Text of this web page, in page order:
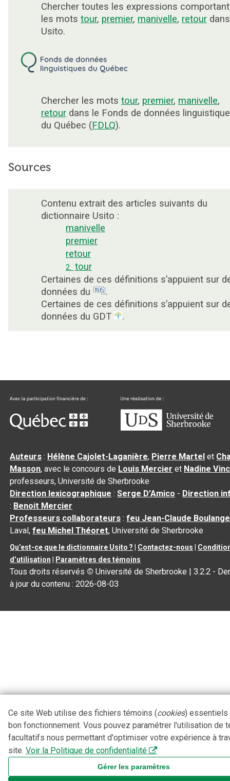
Chercher toutes les expressions comportant
les mots tour, premier, manivelle, retour dans
Usito.
Chercher les mots tour, premier, manivelle,
retour dans le Fonds de données
du Québec (FDLQ).
Sources
Contenu extrait des articles suivants du
dictionnaire Usito :
manivelle
premier
retour
2. tour
Certaines de ces définitions s’appuient sur
données du
.
Certaines de ces définitions s’appuient sur
données du GDT
.
Auteurs : Hélène Cajolet-Laganière, Pierre Martel et
Masson, avec le concours de Louis Mercier et Nadine
professeurs, Université de Sherbrooke
Direction lexicographique :Serge D’Amico - Direction
: Benoit Mercier
Professeurs collaborateurs :feu Jean-Claude
Laval,feu Michel Théoret, Université de Sherbrooke
Qu’est-ce que le dictionnaire Usito ? Contactez-nous
d’utilisation
Paramètres des témoins
Tous droits réservés © Université de Sherbrooke |3.2.2 -
à jour du contenu :2026-08-03
Ce site Web utilise des fichiers témoins (cookies) essentiels
bon fonctionnement. Vous pouvez paramétrer l'utilisation de
facultatifs nous permettant d'optimiser votre expérience à
site. Voir la Politique de confidentialité
Gérer les paramètres